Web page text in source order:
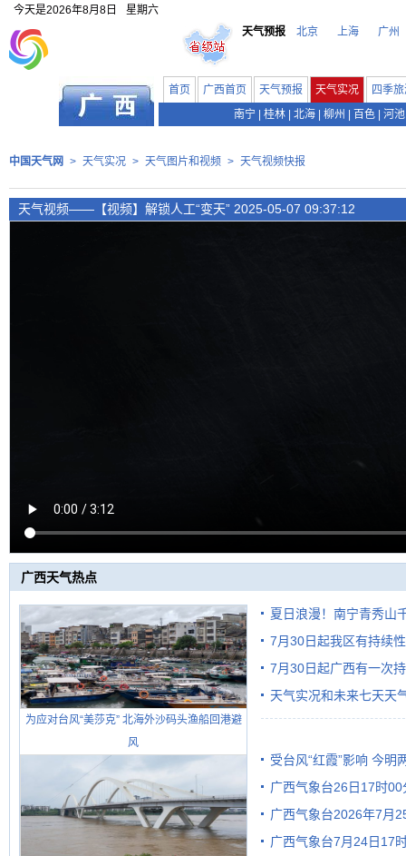
今天是2026年8月8日
星期六
天气预报
北京 上海 广州
首页 广西首页 天气预报 天气实况
四季
南宁
桂林 北海 柳州 百色 河池
中国天气网 > 天气实况 > 天气图片和视频 > 天气视频快报
天气视频——【视频】解锁人工“变天” 2025-05-07 09:37:12
广西天气热点
为应对台风“美莎克” 北海外沙码头渔船回港避
风
夏日浪漫！南宁青秀山
7月30日起我区有持续
7月30日起广西有一次
天气实况和未来七天天
受台风“红霞”影响 今明
有较强降雨
广西气象台26日17时
广西气象台2026年7月
级预警
广西气象台7月24日17